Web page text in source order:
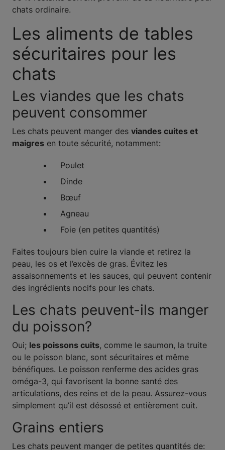
chats ordinaire.
Les aliments de tables
sécuritaires pour les
chats
Les viandes que les chats
peuvent consommer
Les chats peuvent manger des viandes cuites et
maigres en toute sécurité, notamment:
Poulet
Dinde
Bœuf
Agneau
Foie (en petites quantités)
Faites toujours bien cuire la viande et retirez la
peau, les os et l’excès de gras. Évitez les
assaisonnements et les sauces, qui peuvent contenir
des ingrédients nocifs pour les chats.
Les chats peuvent-ils manger
du poisson?
Oui; les poissons cuits, comme le saumon, la truite
ou le poisson blanc, sont sécuritaires et même
bénéfiques. Le poisson renferme des acides gras
oméga-3, qui favorisent la bonne santé des
articulations, des reins et de la peau. Assurez-vous
simplement qu’il est désossé et entièrement cuit.
Grains entiers
Les chats peuvent manger de petites quantités de: